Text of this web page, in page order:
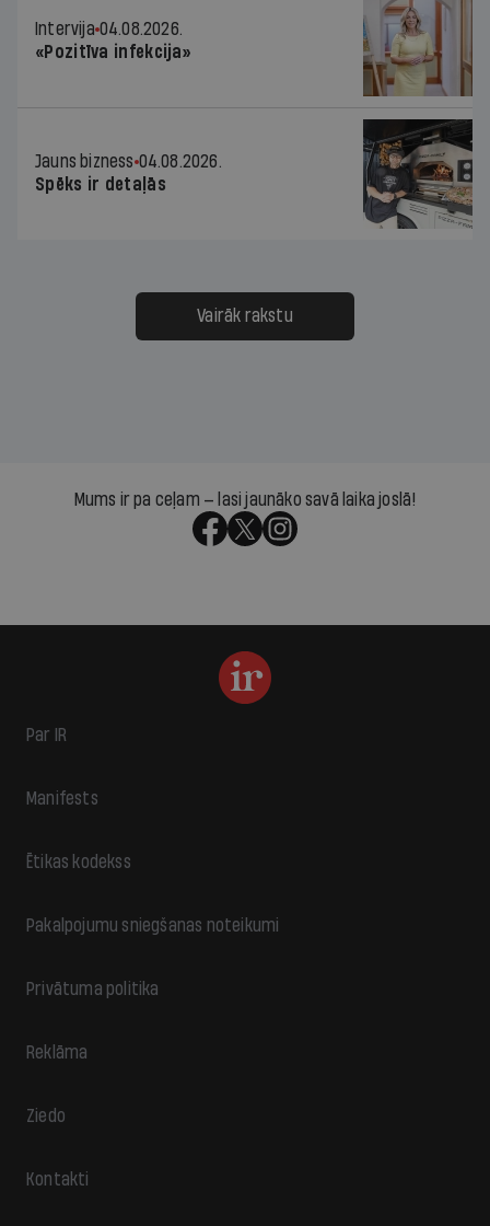
Intervija 04.08.2026.
«Pozitīva infekcija»
Jauns bizness 04.08.2026.
Spēks ir detaļās
Vairāk rakstu
Mums ir pa ceļam — lasi jaunāko savā laika joslā!
Par IR
Manifests
Ētikas kodekss
Pakalpojumu sniegšanas noteikumi
Privātuma politika
Reklāma
Ziedo
Kontakti